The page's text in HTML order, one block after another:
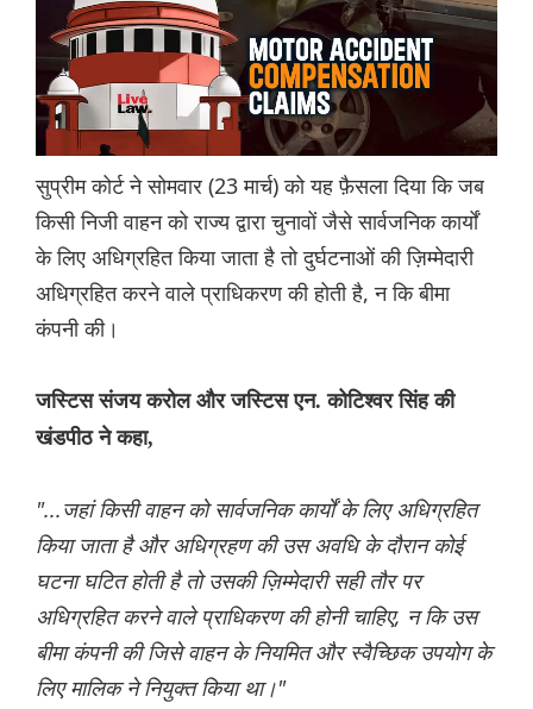
सुप्रीम कोर्ट ने सोमवार (23 मार्च) को यह फ़ैसला दिया कि जब
किसी निजी वाहन को राज्य द्वारा चुनावों जैसे सार्वजनिक कार्यों
के लिए अधिग्रहित किया जाता है तो दुर्घटनाओं की ज़िम्मेदारी
अधिग्रहित करने वाले प्राधिकरण की होती है, न कि बीमा
कंपनी की।
जस्टिस संजय करोल और जस्टिस एन. कोटिश्वर सिंह की
खंडपीठ ने कहा,
"...जहां किसी वाहन को सार्वजनिक कार्यों के लिए अधिग्रहित
किया जाता है और अधिग्रहण की उस अवधि के दौरान कोई
घटना घटित होती है तो उसकी ज़िम्मेदारी सही तौर पर
अधिग्रहित करने वाले प्राधिकरण की होनी चाहिए, न कि उस
बीमा कंपनी की जिसे वाहन के नियमित और स्वैच्छिक उपयोग के
लिए मालिक ने नियुक्त किया था।"